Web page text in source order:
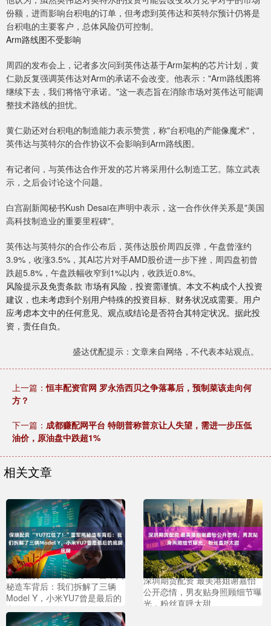
份额，进而影响台积电的订单，但考虑到英伟达和英特尔预计仍将是
台积电的主要客户，总体风险仍可控制。
Arm路线图不受影响
周四的发布会上，记者多次问到英伟达基于Arm架构的芯片计划，黄
仁勋反复强调英伟达对Arm的承诺不会改变。他表示："Arm路线图将
继续下去，我们将恪守承诺。"这一表态旨在消除市场对英伟达可能调
整技术路线的担忧。
黄仁勋还对台积电的制造能力表示赞赏，称"台积电的产能像魔术"，
英伟达与英特尔的合作协议不会影响到Arm路线图。
有记者问，与英伟达合作开发的芯片将采用什么制造工艺。陈立武表
示，之后会讨论这个问题。
白宫副新闻秘书Kush Desai在声明中表示，这一合作伙伴关系是"美国
高科技制造业的重要里程碑"。
英伟达与英特尔的合作公布后，英伟达股价周四反弹，午盘曾涨约
3.9%，收涨3.5%，其AI芯片对手AMD股价进一步下挫，周四盘初曾
跌超5.8%，午盘跌幅收窄到1%以内，收跌近0.8%。
风险提示及免责条款 市场有风险，投资需谨慎。本文不构成个人投资
建议，也未考虑到个别用户特殊的投资目标、财务状况或需要。用户
应考虑本文中的任何意见、观点或结论是否符合其特定状况。据此投
资，责任自负。
盛达优配提示：文章来自网络，不代表本站观点。
上一篇：恒丰配资官网 罗永浩西贝之争落幕后，预制菜该走向何
方？
下一篇： 成都赚配网平台 特朗普称普京让人失望，需进一步压低
油价，原油盘中跌超1%
相关文章
保顺配资 “YU7扛住了！”雷军揭
秘造车背后：我们拆解了三辆
Model Y，小米YU7曾是最后的
底牌
深圳期货配资 最美港姐谢嘉怡
公开恋情，男友贴身照顾细节曝
光，粉丝直呼太甜